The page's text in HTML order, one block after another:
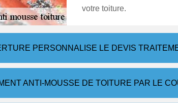
votre toiture.
PERSONNALISE LE DEVIS
ANTI-MOUSSE DE TOITURE PAR LE